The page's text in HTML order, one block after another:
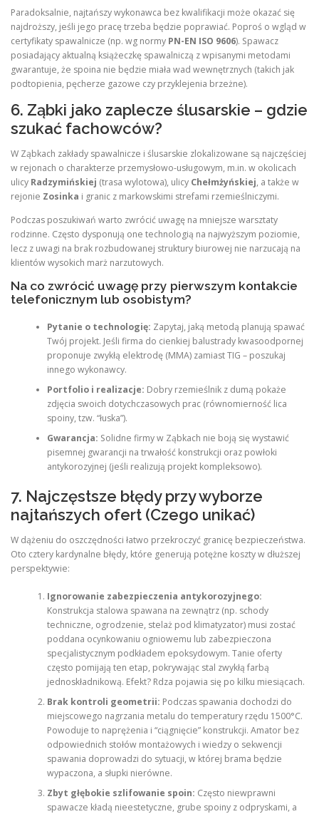
Paradoksalnie, najtańszy wykonawca bez kwalifikacji może okazać się
najdroższy, jeśli jego pracę trzeba będzie poprawiać. Poproś o wgląd w
certyfikaty spawalnicze (np. wg normy PN-EN ISO 9606). Spawacz
posiadający aktualną książeczkę spawalniczą z wpisanymi metodami
gwarantuje, że spoina nie będzie miała wad wewnętrznych (takich jak
podtopienia, pęcherze gazowe czy przyklejenia brzeżne).
6. Ząbki jako zaplecze ślusarskie – gdzie
szukać fachowców?
W Ząbkach zakłady spawalnicze i ślusarskie zlokalizowane są najczęściej
w rejonach o charakterze przemysłowo-usługowym, m.in. w okolicach
ulicy Radzymińskiej (trasa wylotowa), ulicy Chełmżyńskiej, a także w
rejonie Zosinka i granic z markowskimi strefami rzemieślniczymi.
Podczas poszukiwań warto zwrócić uwagę na mniejsze warsztaty
rodzinne. Często dysponują one technologią na najwyższym poziomie,
lecz z uwagi na brak rozbudowanej struktury biurowej nie narzucają na
klientów wysokich marż narzutowych.
Na co zwrócić uwagę przy pierwszym kontakcie
telefonicznym lub osobistym?
Pytanie o technologię: Zapytaj, jaką metodą planują spawać
Twój projekt. Jeśli firma do cienkiej balustrady kwasoodpornej
proponuje zwykłą elektrodę (MMA) zamiast TIG – poszukaj
innego wykonawcy.
Portfolio i realizacje: Dobry rzemieślnik z dumą pokaże
zdjęcia swoich dotychczasowych prac (równomierność lica
spoiny, tzw. “łuska”).
Gwarancja: Solidne firmy w Ząbkach nie boją się wystawić
pisemnej gwarancji na trwałość konstrukcji oraz powłoki
antykorozyjnej (jeśli realizują projekt kompleksowo).
7. Najczęstsze błędy przy wyborze
najtańszych ofert (Czego unikać)
W dążeniu do oszczędności łatwo przekroczyć granicę bezpieczeństwa.
Oto cztery kardynalne błędy, które generują potężne koszty w dłuższej
perspektywie:
Ignorowanie zabezpieczenia antykorozyjnego:
Konstrukcja stalowa spawana na zewnątrz (np. schody
techniczne, ogrodzenie, stelaż pod klimatyzator) musi zostać
poddana ocynkowaniu ogniowemu lub zabezpieczona
specjalistycznym podkładem epoksydowym. Tanie oferty
często pomijają ten etap, pokrywając stal zwykłą farbą
jednoskładnikową. Efekt? Rdza pojawia się po kilku miesiącach.
Brak kontroli geometrii: Podczas spawania dochodzi do
miejscowego nagrzania metalu do temperatury rzędu 1500°C.
Powoduje to naprężenia i “ciągnięcie” konstrukcji. Amator bez
odpowiednich stołów montażowych i wiedzy o sekwencji
spawania doprowadzi do sytuacji, w której brama będzie
wypaczona, a słupki nierówne.
Zbyt głębokie szlifowanie spoin: Często niewprawni
spawacze kładą nieestetyczne, grube spoiny z odpryskami, a